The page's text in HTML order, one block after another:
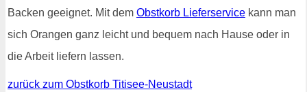
Backen geeignet. Mit dem Obstkorb Lieferservice kann man
sich Orangen ganz leicht und bequem nach Hause oder in
die Arbeit liefern lassen.
zurück zum Obstkorb Titisee-Neustadt